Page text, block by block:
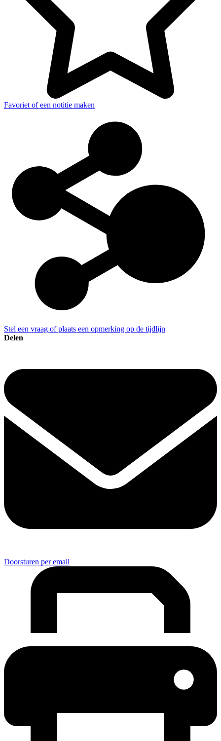
Favoriet of een notitie maken
Stel een vraag of plaats een opmerking op de tijdlijn
Delen
Doorsturen per email